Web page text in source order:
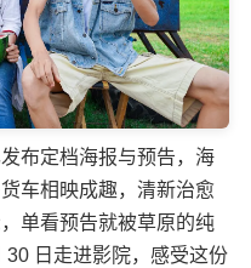
布定档海报与预告，海
车相映成趣，清新治愈
单看预告就被草原的纯
日走进影院，感受这份